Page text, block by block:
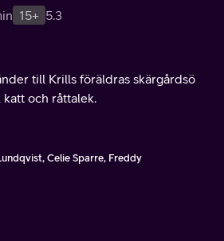
15+ 5.3
till Krills föräldras skärgårdsö
och råttalek.
Celie Sparre, Freddy